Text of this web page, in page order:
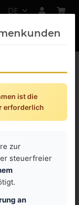
DE
INOX
ist die
erforderlich
zur
steuerfreier
an